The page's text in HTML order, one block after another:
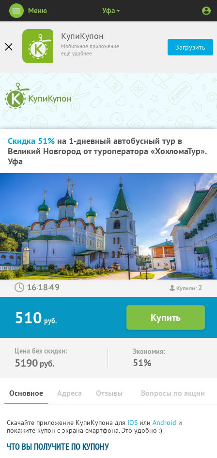
КупиКупон
Мобильное приложение
ещё удобнее
Загрузить
Меню Уфа
Скидка 51% на 1-дневный автобусный тур в
Великий Новгород от туроператора «ХохломаТур».
Уфа
Купили: 2
: :
510 руб.
Цена без скидки:
5190 руб.
Экономия:
51%
Основное Отзывы Вопросы по акции
Адреса
Скачайте приложение КупиКупона для IOS или Android и
покажите купон с экрана смартфона. Это удобно :)
ЧТО ВЫ ПОЛУЧИТЕ ПО КУПОНУ